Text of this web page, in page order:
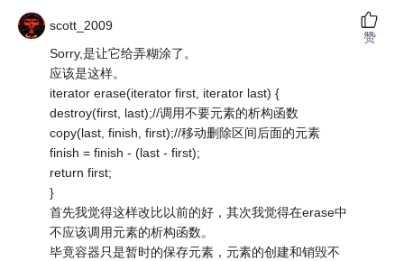
scott_2009
Sorry,是让它给弄糊涂了。
应该是这样。
iterator erase(iterator first, iterator last) {
destroy(first, last);//调用不要元素的析构函数
copy(last, finish, first);//移动删除区间后面的元素
finish = finish - (last - first);
return first;
}
首先我觉得这样改比以前的好，其次我觉得在erase中
不应该调用元素的析构函数。
毕竟容器只是暂时的保存元素，元素的创建和销毁不
赞